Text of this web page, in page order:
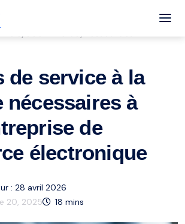
Central
de service à la
nécessaires à
de
électronique
: 28 avril 2026
20, 2025 18 mins